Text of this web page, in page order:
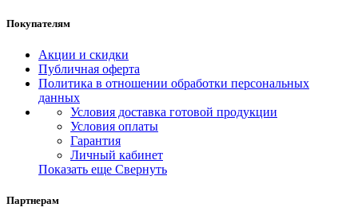
Покупателям
Акции и скидки
Публичная оферта
Политика в отношении обработки персональных
данных
Условия доставка готовой продукции
Условия оплаты
Гарантия
Личный кабинет
Показать еще Свернуть
Партнерам